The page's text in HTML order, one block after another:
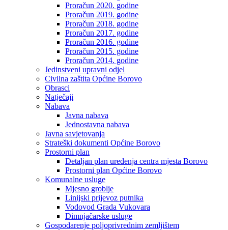
Proračun 2020. godine
Proračun 2019. godine
Proračun 2018. godine
Proračun 2017. godine
Proračun 2016. godine
Proračun 2015. godine
Proračun 2014. godine
Jedinstveni upravni odjel
Civilna zaštita Općine Borovo
Obrasci
Natječaji
Nabava
Javna nabava
Jednostavna nabava
Javna savjetovanja
Strateški dokumenti Općine Borovo
Prostorni plan
Detaljan plan uređenja centra mjesta Borovo
Prostorni plan Općine Borovo
Komunalne usluge
Mjesno groblje
Linijski prijevoz putnika
Vodovod Grada Vukovara
Dimnjačarske usluge
Gospodarenje poljoprivrednim zemljištem